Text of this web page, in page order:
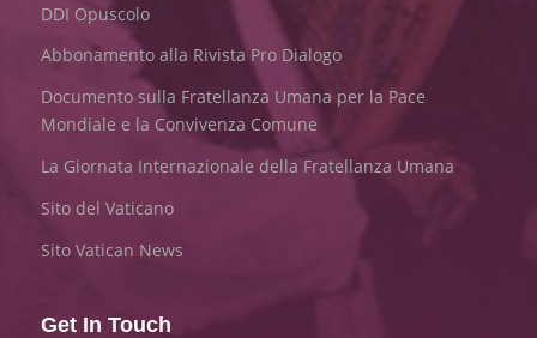
DDI Opuscolo
Abbonamento alla Rivista Pro Dialogo
Documento sulla Fratellanza Umana per la Pace
Mondiale e la Convivenza Comune
La Giornata Internazionale della Fratellanza Umana
Sito del Vaticano
Sito Vatican News
Get In Touch